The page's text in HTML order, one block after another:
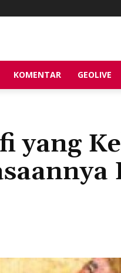
KOMENTAR GEOLIVE
yang